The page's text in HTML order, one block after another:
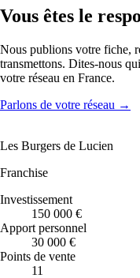
Vous êtes le
Nous publions votre fiche,
transmettons. Dites-nous
votre réseau en France.
Parlons de votre réseau →
Les Burgers de Lucien
Franchise
Investissement
150 000 €
Apport personnel
30 000 €
Points de vente
11